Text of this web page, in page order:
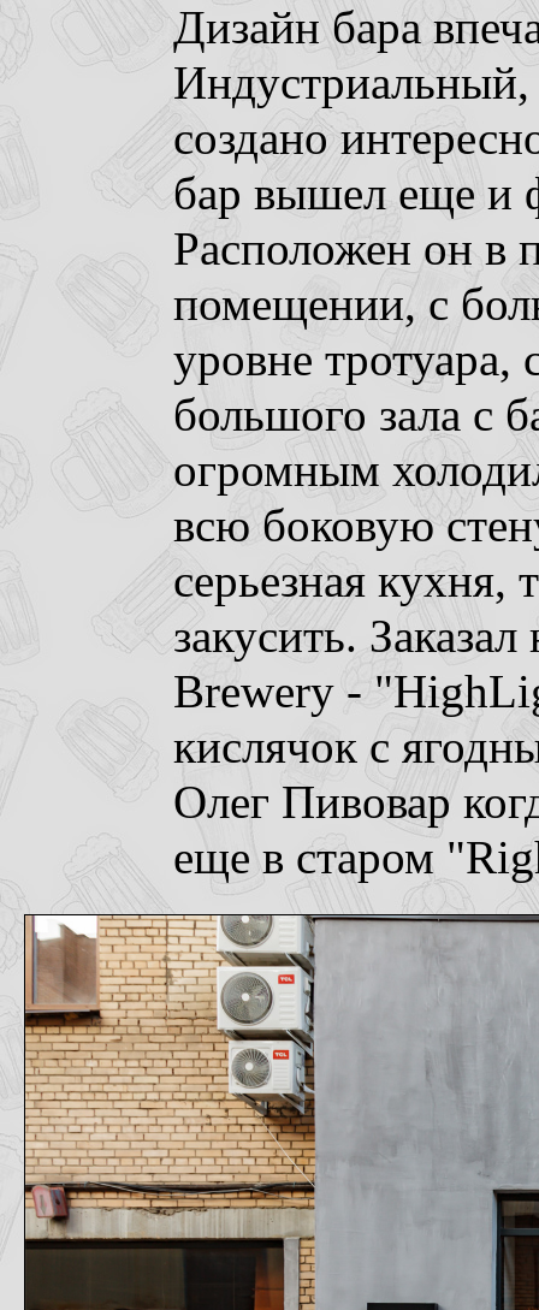
Дизайн бара
создано
бар вышел еще и
Расположен он в
помещении, с
уровне тротуара,
большого зала с
огромным
всю боковую
серьезная кухня,
закусить.
Brewery -
кислячок с
Олег Пивовар
еще в старом